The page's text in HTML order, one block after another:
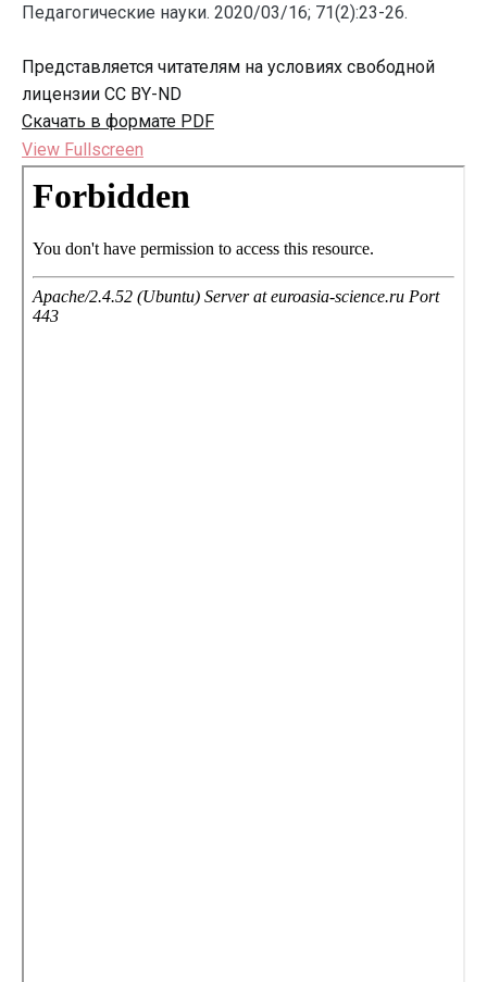
Педагогические науки. 2020/03/16; 71(2):23-26.
Представляется читателям на условиях свободной
лицензии CC BY-ND
Скачать в формате PDF
View Fullscreen
Перейти
содержимому